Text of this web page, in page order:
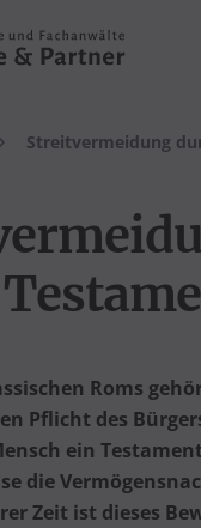
Streitvermeidung
Roms
Pflicht des
ein
die
Zeit ist dieses